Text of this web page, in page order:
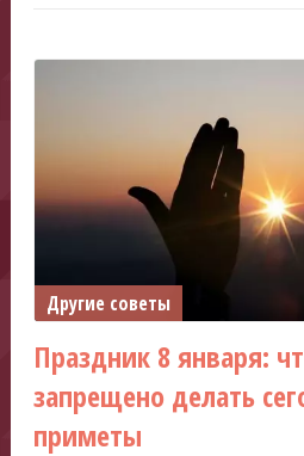
Другие советы
Праздник 8 января:
запрещено делать
приметы